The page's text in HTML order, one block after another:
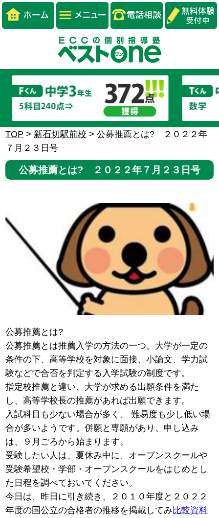
TOP > 新石切駅前校 >公募推薦とは? ２０２２年
７月２３日号
公募推薦とは? ２０２２年７月２３日号
公募推薦とは?
公募推薦とは推薦入学の方法の一つ。大学が一定の
条件の下、高等学校を対象に面接、小論文、学力試
験などで合否を判定する入学試験の制度です。
指定校推薦と違い、大学が求める出願条件を満た
し、高等学校長の推薦があれば出願できます。
入試科目も少ない場合が多く、 難易度も少し低い場
合が多いようです。併願と専願があり、申し込み
は、９月ごろから始まります。
受験したい人は、夏休み中に、オープンスクールや
受験希望校・学部・オープンスクールをはじめとし
た日程を調べておいてください。
今日は、昨日に引き続き、２０１０年度と２０２２
年度の国公立の合格者の推移を掲載してみ 比較資料